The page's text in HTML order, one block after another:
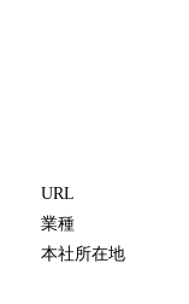
URL
業種
本社所在地